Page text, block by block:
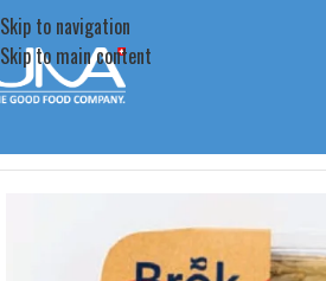
Skip to navigation
Skip to main content